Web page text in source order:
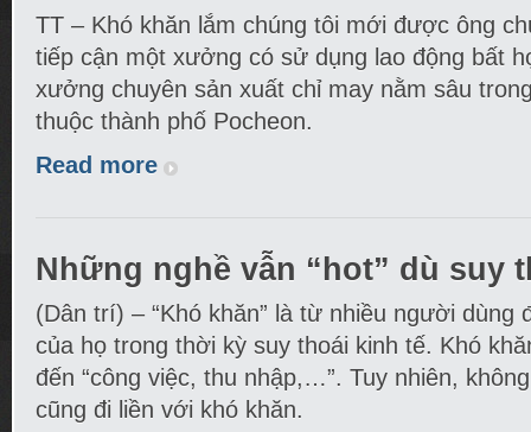
TT – Khó khăn lắm chúng tôi mới được ông
tiếp cận một xưởng có sử dụng lao động bất
xưởng chuyên sản xuất chỉ may nằm sâu
thuộc thành phố Pocheon.
Read more
Những nghề vẫn “hot” dù suy
(Dân trí) – “Khó khăn” là từ nhiều người dùng
của họ trong thời kỳ suy thoái kinh tế. Khó
đến “công việc, thu nhập,…”. Tuy nhiên,
cũng đi liền với khó khăn.